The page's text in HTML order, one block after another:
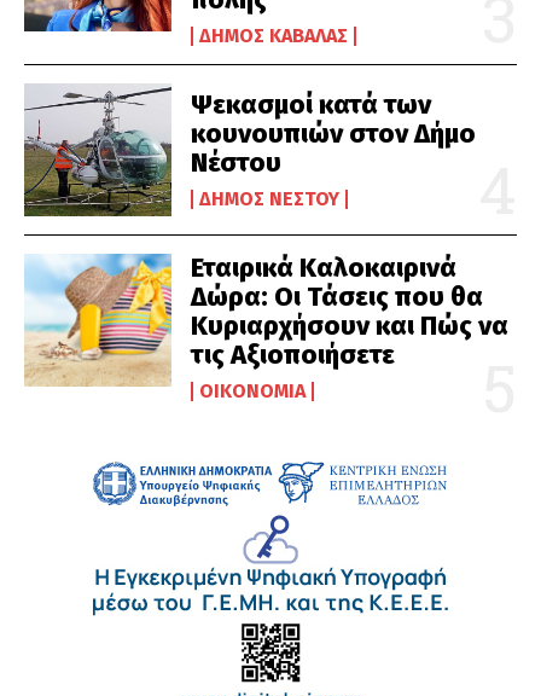
ΔΉΜΟΣ ΚΑΒΆΛΑΣ
Ψεκασμοί κατά των
κουνουπιών στον Δήμο
Νέστου
ΔΉΜΟΣ ΝΈΣΤΟΥ
Εταιρικά Καλοκαιρινά
Δώρα: Οι Τάσεις που θα
Κυριαρχήσουν και Πώς να
τις Αξιοποιήσετε
ΟΙΚΟΝΟΜΊΑ